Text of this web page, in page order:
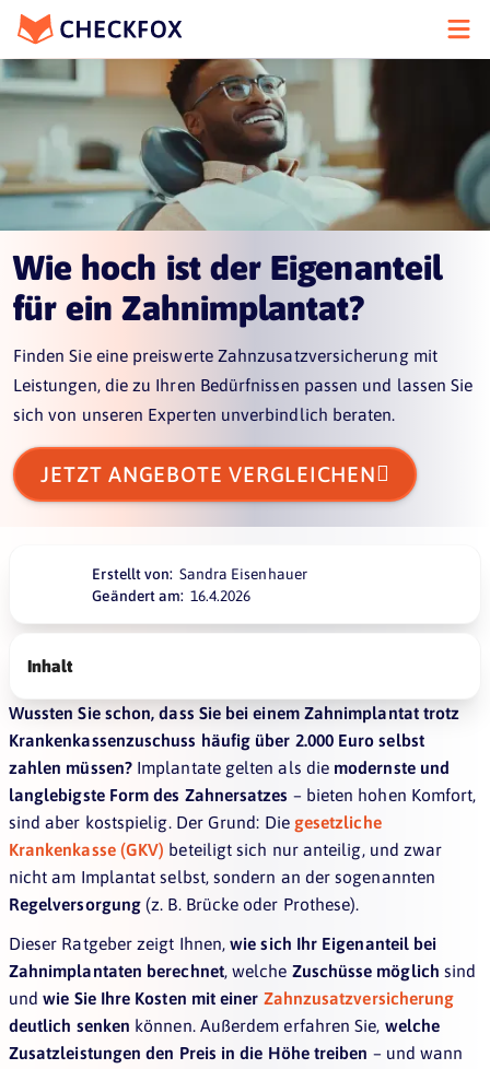
Wie hoch ist der Eigenanteil
für ein Zahnimplantat?
Finden Sie eine preiswerte Zahnzusatzversicherung mit
Leistungen, die zu Ihren Bedürfnissen passen und lassen Sie
sich von unseren Experten unverbindlich beraten.
JETZT ANGEBOTE VERGLEICHEN
Erstellt von: Sandra Eisenhauer
Geändert am: 16.4.2026
Inhalt
Wussten Sie schon, dass Sie bei einem Zahnimplantat trotz
Krankenkassenzuschuss häufig über 2.000 Euro selbst
zahlen müssen? Implantate gelten als die modernste und
langlebigste Form des Zahnersatzes – bieten hohen Komfort,
sind aber kostspielig. Der Grund: Die gesetzliche
Krankenkasse (GKV) beteiligt sich nur anteilig, und zwar
nicht am Implantat selbst, sondern an der sogenannten
Regelversorgung (z. B. Brücke oder Prothese).
Dieser Ratgeber zeigt Ihnen,wie sich Ihr Eigenanteil bei
Zahnimplantaten berechnet, welche Zuschüsse möglich sind
undwie Sie Ihre Kosten mit einer Zahnzusatzversicherung
deutlich senken können. Außerdem erfahren Sie, welche
Zusatzleistungen den Preis in die Höhe treiben – und wann